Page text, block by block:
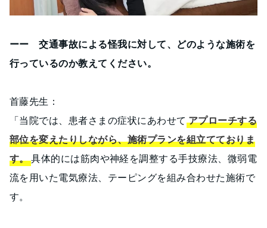
ーー 交通事故による怪我に対して、どのような施術を
行っているのか教えてください。
首藤先生：
「当院では、患者さまの症状にあわせて アプローチする
部位を変えたりしながら、施術プランを組立てておりま
す。具体的には筋肉や神経を調整する手技療法、微弱電
流を用いた電気療法、テーピングを組み合わせた施術で
す。